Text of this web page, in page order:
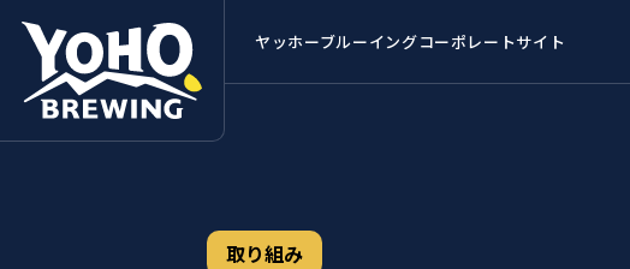
ヤッホーブルーイングコーポレートサイト
取り組み